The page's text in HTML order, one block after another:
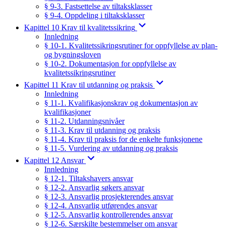
§ 9-3. Fastsettelse av tiltaksklasser
§ 9-4. Oppdeling i tiltaksklasser
Kapittel 10 Krav til kvalitetssikring
Innledning
§ 10-1. Kvalitetssikringsrutiner for oppfyllelse av plan-
og bygningsloven
§ 10-2. Dokumentasjon for oppfyllelse av
kvalitetssikringsrutiner
Kapittel 11 Krav til utdanning og praksis
Innledning
§ 11-1. Kvalifikasjonskrav og dokumentasjon av
kvalifikasjoner
§ 11-2. Utdanningsnivåer
§ 11-3. Krav til utdanning og praksis
§ 11-4. Krav til praksis for de enkelte funksjonene
§ 11-5. Vurdering av utdanning og praksis
Kapittel 12 Ansvar
Innledning
§ 12-1. Tiltakshavers ansvar
§ 12-2. Ansvarlig søkers ansvar
§ 12-3. Ansvarlig prosjekterendes ansvar
§ 12-4. Ansvarlig utførendes ansvar
§ 12-5. Ansvarlig kontrollerendes ansvar
§ 12-6. Særskilte bestemmelser om ansvar